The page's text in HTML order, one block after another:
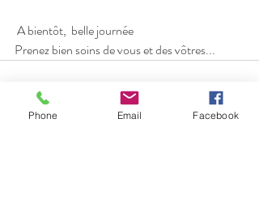
A bientôt,  belle journée
Prenez bien soins de vous et des vôtres...
Phone Email Facebook